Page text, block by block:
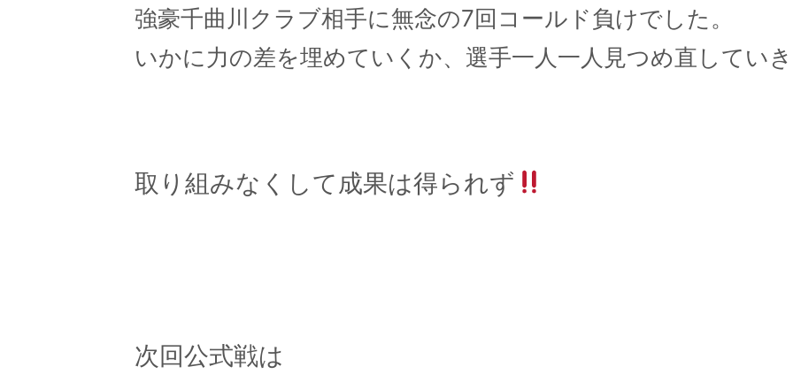
強豪千曲川クラブ相手に無念の7回コールド負けでした。
いかに力の差を埋めていくか、選手一人一人見つめ直してい
取り組みなくして成果は得られず
次回公式戦は